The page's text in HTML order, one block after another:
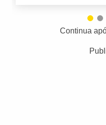
Continua